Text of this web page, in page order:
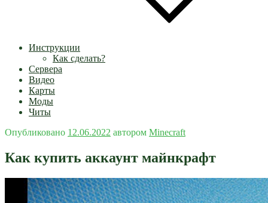
Инструкции
Как сделать?
Сервера
Видео
Карты
Моды
Читы
Опубликовано 12.06.2022 автором Minecraft
Как купить аккаунт майнкрафт